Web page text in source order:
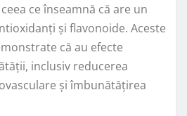
ce înseamnă că are un
și flavonoide. Aceste
că au efecte
inclusiv reducerea
și îmbunătățirea